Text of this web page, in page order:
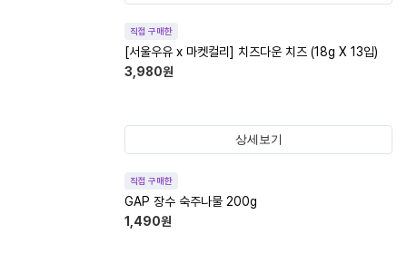
직접 구매한
[서울우유 x 마켓컬리] 치즈다운 치즈 (18g X 13입)
3,980원
상세보기
직접 구매한
GAP 장수 숙주나물 200g
1,490원